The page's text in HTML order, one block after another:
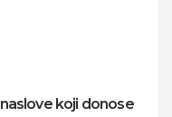
koji donose